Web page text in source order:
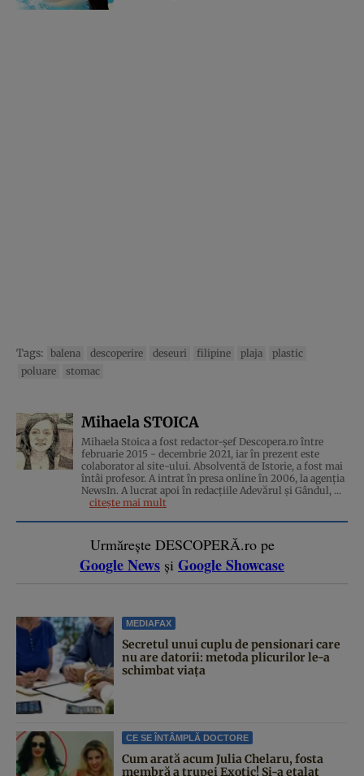
Tags: balena descoperire deseuri filipine plaja
plastic
poluare
stomac
Mihaela STOICA
Mihaela Stoica a fost redactor-șef Descopera.ro între
februarie 2015 - decembrie 2021, iar în prezent este
colaborator al site-ului. Absolventă de Istorie, a fost mai
întâi profesor. A intrat în presa online în 2006, la agenţia
NewsIn. A lucrat apoi în redacţiile Adevărul şi Gândul, ...
citește mai mult
Urmărește DESCOPERĂ.ro pe
Google News și Google Showcase
MEDIAFAX
Secretul unui cuplu de pensionari care
nu are datorii: metoda plicurilor le-a
schimbat viața
CE SE ÎNTÂMPLĂ DOCTORE
Cum arată acum Julia Chelaru, fosta
membră a trupei Exotic! Și-a etalat